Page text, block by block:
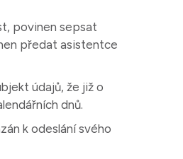
povinen sepsat
předat asistentce
údajů, že již o
dnů.
k odeslání svého